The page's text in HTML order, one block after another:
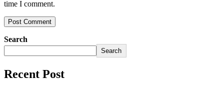
time I comment.
Search
Search
Recent Post